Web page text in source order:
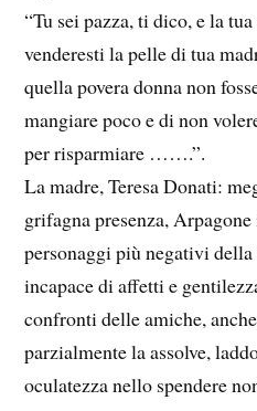
“Tu sei pazza, ti dico, e la
venderesti la pelle di tua
quella povera donna non
mangiare poco e di non
per risparmiare …….”.
La madre, Teresa Donati:
grifagna presenza,
personaggi più negativi
incapace di affetti e
confronti delle amiche,
parzialmente la assolve,
oculatezza nello spendere